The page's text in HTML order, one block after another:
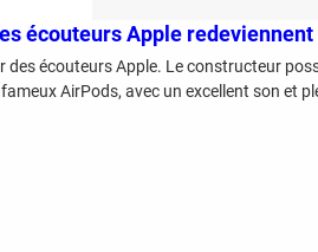
écouteurs Apple
écouteurs Apple. Le constructeur
AirPods, avec un excellent son et